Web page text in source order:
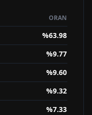
ORAN
%63.98
%9.77
%9.60
%9.32
%7.33